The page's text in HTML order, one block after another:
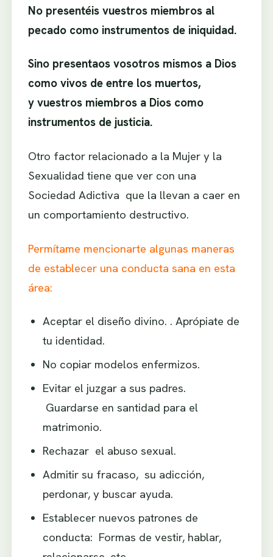
No presentéis vuestros miembros al
pecado como instrumentos de iniquidad.
Sino presentaos vosotros mismos a Dios
como vivos de entre los muertos,
y vuestros miembros a Dios como
instrumentos de justicia.
Otro factor relacionado a la Mujer y la
Sexualidad tiene que ver con una
Sociedad Adictiva que la llevan a caer en
un comportamiento destructivo.
Permítame mencionarte algunas maneras
de establecer una conducta sana en esta
área:
Aceptar el diseño divino. . Aprópiate de
tu identidad.
No copiar modelos enfermizos.
Evitar el juzgar a sus padres.
Guardarse en santidad para el
matrimonio.
Rechazar el abuso sexual.
Admitir su fracaso, su adicción,
perdonar, y buscar ayuda.
Establecer nuevos patrones de
conducta: Formas de vestir, hablar,